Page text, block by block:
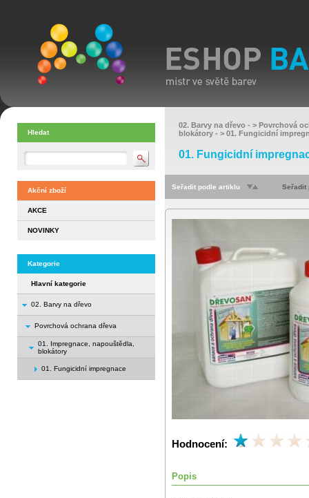
Hledat
Akční zboží
AKCE
NOVINKY
Kategorie
Hlavní kategorie
02. Barvy na dřevo
Povrchová ochrana dřeva
01. Impregnace, napouštědla,
blokátory
01. Fungicidní impregnace
02. Barvy na dřevo - > Povrchová
blokátory - > 01. Fungicidní
01. Fungicidní
Seřadit podle artiklu Seřadit
Hodnocení:
Popis